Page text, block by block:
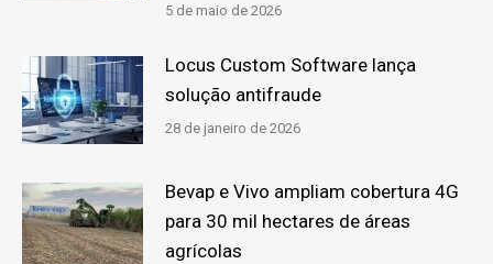
5 de maio de 2026
Locus Custom Software lança
solução antifraude
28 de janeiro de 2026
Bevap e Vivo ampliam cobertura 4G
para 30 mil hectares de áreas
agrícolas